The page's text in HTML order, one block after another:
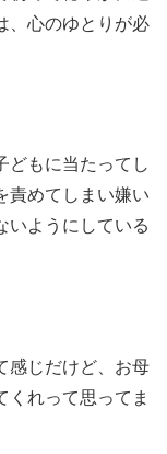
、心のゆとりが必
どもに当たってし
責めてしまい嫌い
いようにしている
感じだけど、お母
くれって思ってま